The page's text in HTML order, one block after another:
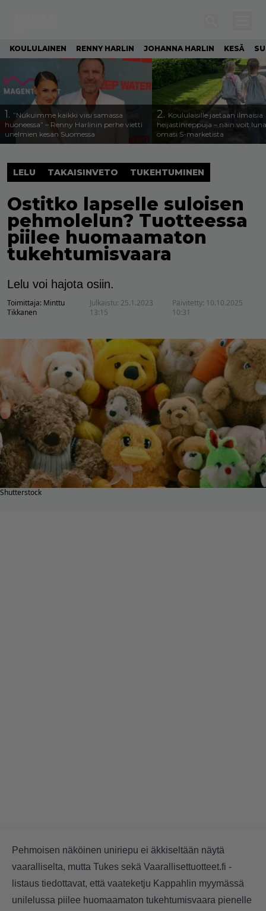
KOULULAINEN RENNY HARLIN JOHANNA HARLIN KESÄ
1. ”Nukuimme kaikki viisi samassa
huoneessa” – Renny Harlinin perhe vietti
unelmien kesän Suomessa
2. Koululaisille jaetaan ilmaisia
heijastinreppuja – näin voit
omasi S-marketista
LELU TAKAISINVETO TUKEHTUMINEN
Ostitko lapselle suloisen
pehmolelun? Tuotteessa
piilee huomaamaton
tukehtumisvaara
Lelu voi hajota osiin.
Toimittaja: Minttu
Tikkanen
Julkaistu: 25.1.2023
13:15
Päivitetty: 10.10.2025
10:31
Shutterstock
Pehmoisen näköinen uniriepu ei äkkiseltään näytä
vaaralliselta, mutta Tukes sekä Vaarallisettuotteet.fi -
listaus tiedottavat, että vaateketju Kappahlin myymässä
unilelussa piilee huomaamaton tukehtumisvaara pienelle